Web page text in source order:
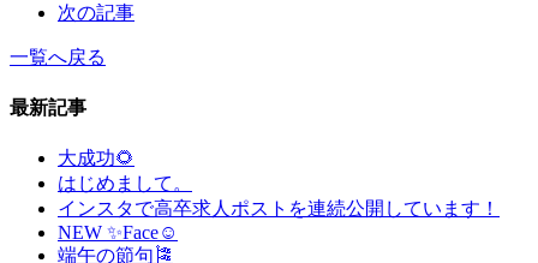
次の記事
一覧へ戻る
最新記事
大成功🌻
はじめまして。
インスタで高卒求人ポストを連続公開しています！
NEW ✨Face☺
端午の節句🎏